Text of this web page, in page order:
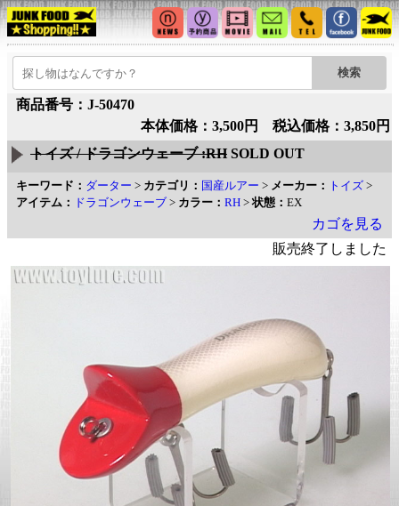
商品番号：J-50470
本体価格：3,500円 税込価格：3,850円
トイズ / ドラゴンウェーブ :RH SOLD OUT
キーワード： ダーター > カテゴリ： 国産ルアー > メーカー： トイズ >
アイテム： ドラゴンウェーブ > カラー： RH >状態： EX
カゴを見る
販売終了しました